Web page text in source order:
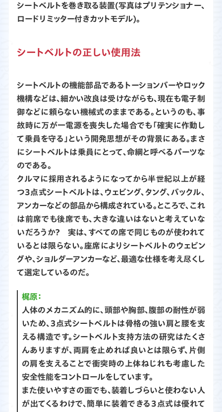
シートベルトを巻き取る装置(写真はプリテンショナー、
ロードリミッター付きカットモデル)。
シートベルトの正しい使用法
シートベルトの機能部品であるトーションバーやロック
機構などは、細かい改良は受けながらも、現在も電子制
御などに頼らない機械式のままである。というのも、事
故時に万が一電源を喪失した場合でも「確実に作動し
て乗員を守る」という開発思想がその背景にある。まさ
にシートベルトは乗員にとって、命綱と呼べるパーツな
のである。
クルマに採用されるようになってから半世紀以上が経
つ3点式シートベルトは、ウェビング、タング、バックル、
アンカーなどの部品から構成されている。ところで、これ
は前席でも後席でも、大きな違いはないと考えていな
いだろうか？ 実は、すべての席で同じものが使われて
いるとは限らない。座席によりシートベルトのウェビン
グや、ショルダーアンカーなど、最適な仕様を考え尽くし
て選定しているのだ。
梶原：
人体のメカニズム的に、頭部や胸部、腹部の耐性が弱
いため、３点式シートベルトは骨格の強い肩と腰を支
える構造です。シートベルト支持方法の研究はたくさ
んありますが、両肩を止めれば良いとは限らず、片側
の肩を支えることで衝突時の上体ねじれも考慮した
安全性能をコントロールをしています。
また使いやすさの面でも、装着しづらいと使わない人
が出てくるわけで、簡単に装着できる3点式は優れて